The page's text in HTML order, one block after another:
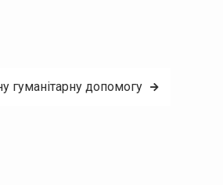
гуманітарну допомогу